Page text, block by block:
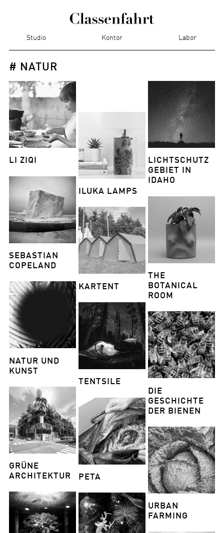
Studio Kontor Labor
# NATUR
LI ZIQI
SEBASTIAN
COPELAND
NATUR UND
KUNST
GRÜNE
ARCHITEKTUR
ILUKA LAMPS
KARTENT
TENTSILE
PETA
LICHTSCHUTZ
GEBIET IN
IDAHO
THE
BOTANICAL
ROOM
DIE
GESCHICHTE
DER BIENEN
URBAN
FARMING